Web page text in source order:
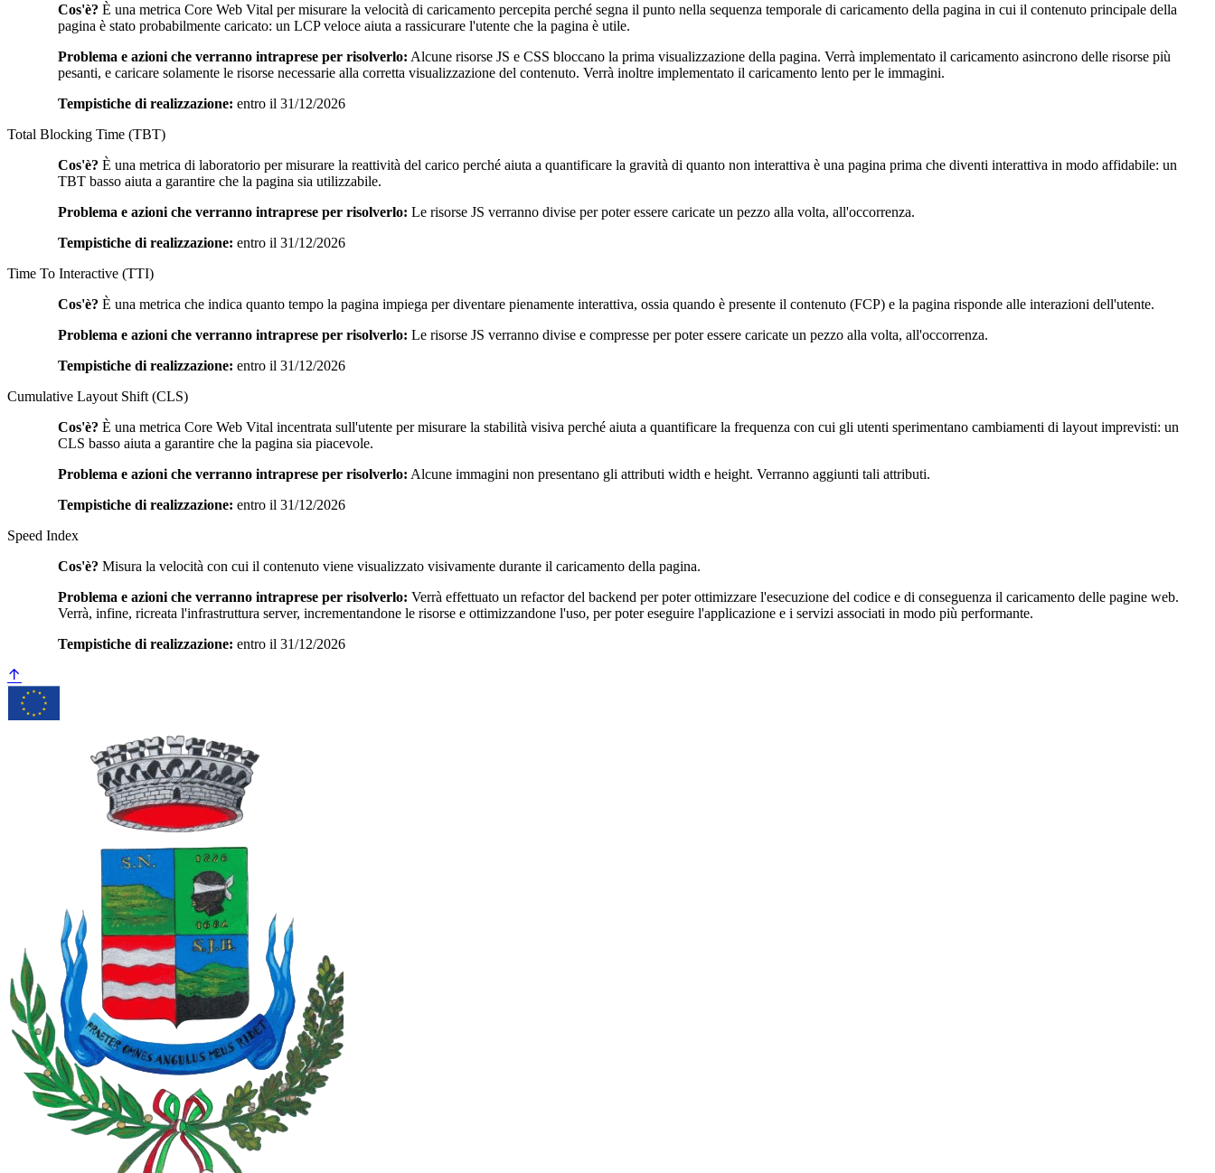
Cos'è? È una metrica Core Web Vital per misurare la velocità di caricamento percepita perché segna il punto nella sequenza temporale di caricamento della pagina in cui il contenuto principale della
pagina è stato probabilmente caricato: un LCP veloce aiuta a rassicurare l'utente che la pagina è utile.
Problema e azioni che verranno intraprese per risolverlo: Alcune risorse JS e CSS bloccano la prima visualizzazione della pagina. Verrà implementato il caricamento asincrono delle risorse più
pesanti, e caricare solamente le risorse necessarie alla corretta visualizzazione del contenuto. Verrà inoltre implementato il caricamento lento per le immagini.
Tempistiche di realizzazione: entro il 31/12/2026
Total Blocking Time (TBT)
Cos'è? È una metrica di laboratorio per misurare la reattività del carico perché aiuta a quantificare la gravità di quanto non interattiva è una pagina prima che diventi interattiva in modo affidabile: un
TBT basso aiuta a garantire che la pagina sia utilizzabile.
Problema e azioni che verranno intraprese per risolverlo: Le risorse JS verranno divise per poter essere caricate un pezzo alla volta, all'occorrenza.
Tempistiche di realizzazione: entro il 31/12/2026
Time To Interactive (TTI)
Cos'è? È una metrica che indica quanto tempo la pagina impiega per diventare pienamente interattiva, ossia quando è presente il contenuto (FCP) e la pagina risponde alle interazioni dell'utente.
Problema e azioni che verranno intraprese per risolverlo: Le risorse JS verranno divise e compresse per poter essere caricate un pezzo alla volta, all'occorrenza.
Tempistiche di realizzazione: entro il 31/12/2026
Cumulative Layout Shift (CLS)
Cos'è? È una metrica Core Web Vital incentrata sull'utente per misurare la stabilità visiva perché aiuta a quantificare la frequenza con cui gli utenti sperimentano cambiamenti di layout imprevisti: un
CLS basso aiuta a garantire che la pagina sia piacevole.
Problema e azioni che verranno intraprese per risolverlo: Alcune immagini non presentano gli attributi width e height. Verranno aggiunti tali attributi.
Tempistiche di realizzazione: entro il 31/12/2026
Speed Index
Cos'è? Misura la velocità con cui il contenuto viene visualizzato visivamente durante il caricamento della pagina.
Problema e azioni che verranno intraprese per risolverlo: Verrà effettuato un refactor del backend per poter ottimizzare l'esecuzione del codice e di conseguenza il caricamento delle pagine web.
Verrà, infine, ricreata l'infrastruttura server, incrementandone le risorse e ottimizzandone l'uso, per poter eseguire l'applicazione e i servizi associati in modo più performante.
Tempistiche di realizzazione: entro il 31/12/2026